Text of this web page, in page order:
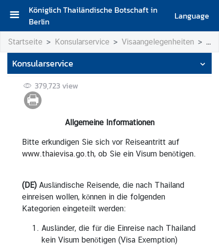
Königlich Thailändische Botschaft in
Berlin
Language
S
t
a
r
t
s
e
e
G
u
ß
w
Startseite Konsularservice Visaangelegenheiten
Konsularservice
379,723 view
Allgemeine Informationen
Bitte erkundigen Sie sich vor Reiseantritt auf
www.thaievisa.go.th, ob Sie ein Visum benötigen.
(DE) Ausländische Reisende, die nach Thailand
einreisen wollen, können in die folgenden
Kategorien eingeteilt werden:
Ausländer, die für die Einreise nach Thailand
kein Visum benötigen (Visa Exemption)